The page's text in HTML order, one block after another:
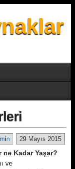
29 Mayıs 2015
Kadar Yaşar?
ve